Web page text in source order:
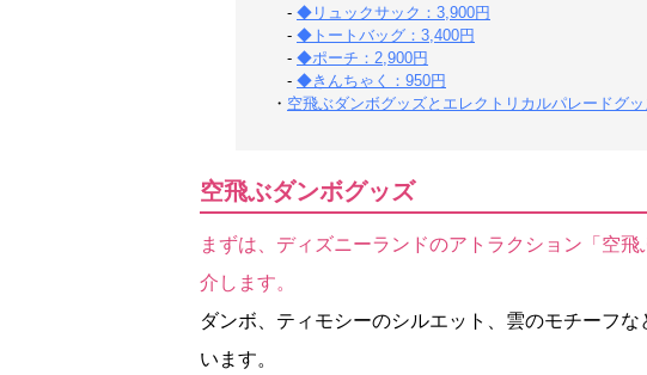
- ◆リュックサック：3,900円
- ◆トートバッグ：3,400円
- ◆ポーチ：2,900円
- ◆きんちゃく：950円
・ 空飛ぶダンボグッズとエレクトリカルパレードグ
空飛ぶダンボグッズ
まずは、ディズニーランドのアトラクション「空
介します。
ダンボ、ティモシーのシルエット、雲のモチーフ
います。